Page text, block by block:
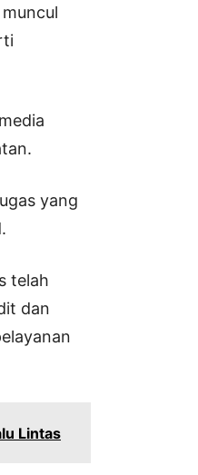
yang
telah
dan
Lintas